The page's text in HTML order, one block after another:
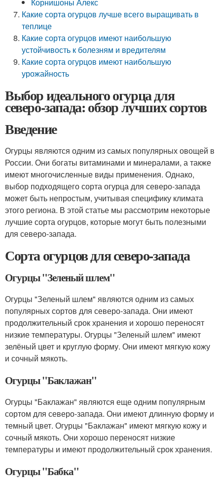
Какие сорта огурцов лучше всего выращивать в
теплице
Какие сорта огурцов имеют наибольшую
устойчивость к болезням и вредителям
Какие сорта огурцов имеют наибольшую
урожайность
Выбор идеального огурца для
северо-запада: обзор лучших сортов
Введение
Огурцы являются одним из самых популярных овощей в
России. Они богаты витаминами и минералами, а также
имеют многочисленные виды применения. Однако,
выбор подходящего сорта огурца для северо-запада
может быть непростым, учитывая специфику климата
этого региона. В этой статье мы рассмотрим некоторые
лучшие сорта огурцов, которые могут быть полезными
для северо-запада.
Сорта огурцов для северо-запада
Огурцы "Зеленый шлем"
Огурцы "Зеленый шлем" являются одним из самых
популярных сортов для северо-запада. Они имеют
продолжительный срок хранения и хорошо переносят
низкие температуры. Огурцы "Зеленый шлем" имеют
зелёный цвет и круглую форму. Они имеют мягкую кожу
и сочный мякоть.
Огурцы "Баклажан"
Огурцы "Баклажан" являются еще одним популярным
сортом для северо-запада. Они имеют длинную форму и
темный цвет. Огурцы "Баклажан" имеют мягкую кожу и
сочный мякоть. Они хорошо переносят низкие
температуры и имеют продолжительный срок хранения.
Огурцы "Бабка"